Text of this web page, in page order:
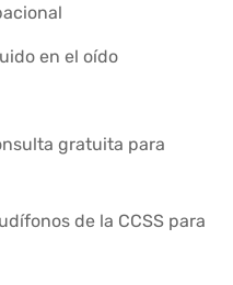
en el oído
gratuita para
de la CCSS para